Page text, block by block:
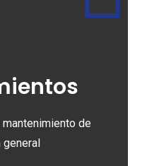
de
general